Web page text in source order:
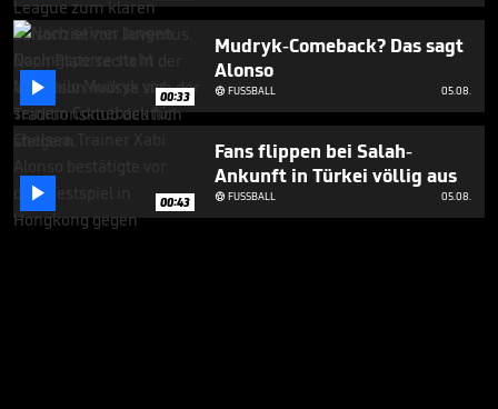
 00:33
Mudryk-Comeback? Das sagt
Alonso
FUSSBALL 05.08.
 00:43
Fans flippen bei Salah-
Ankunft in Türkei völlig aus
FUSSBALL 05.08.